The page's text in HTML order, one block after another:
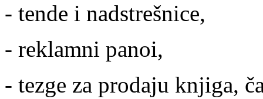
- tende i nadstrešnice,
- reklamni panoi,
- tezge za prodaju knjiga,